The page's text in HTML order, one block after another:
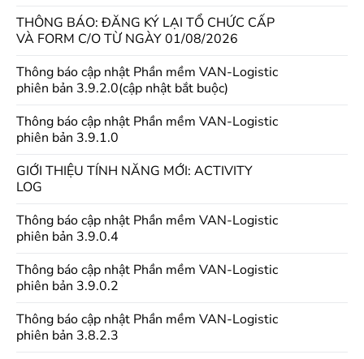
THÔNG BÁO: ĐĂNG KÝ LẠI TỔ CHỨC CẤP
VÀ FORM C/O TỪ NGÀY 01/08/2026
Thông báo cập nhật Phần mềm VAN-Logistic
phiên bản 3.9.2.0(cập nhật bắt buộc)
Thông báo cập nhật Phần mềm VAN-Logistic
phiên bản 3.9.1.0
GIỚI THIỆU TÍNH NĂNG MỚI: ACTIVITY
LOG
Thông báo cập nhật Phần mềm VAN-Logistic
phiên bản 3.9.0.4
Thông báo cập nhật Phần mềm VAN-Logistic
phiên bản 3.9.0.2
Thông báo cập nhật Phần mềm VAN-Logistic
phiên bản 3.8.2.3